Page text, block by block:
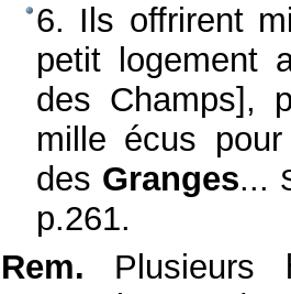
6. Ils offrirent
petit logement
des Champs],
mille écus
des Granges...
p.261.
Rem. Plusieurs